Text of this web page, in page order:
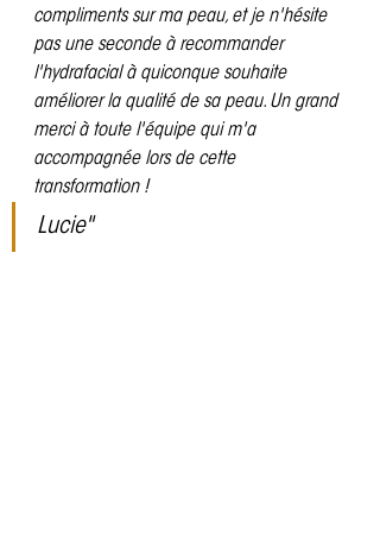
compliments sur ma peau, et je n'hésite
pas une seconde à recommander
l'hydrafacial à quiconque souhaite
améliorer la qualité de sa peau. Un grand
merci à toute l'équipe qui m'a
accompagnée lors de cette
transformation !
Lucie"